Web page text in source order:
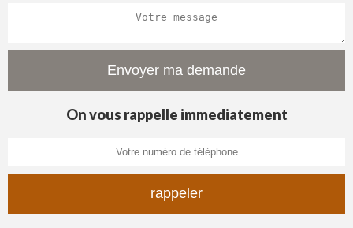
On vous rappelle immediatement